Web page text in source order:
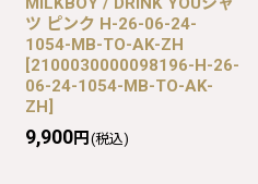
ツ ピンク H-26-06-24-
1054-MB-TO-AK-ZH
[2100030000098196-H-26-
06-24-1054-MB-TO-AK-
ZH]
9,900円 (税込)